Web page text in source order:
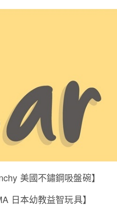
美國不鏽鋼吸盤碗】
日本幼教益智玩具】